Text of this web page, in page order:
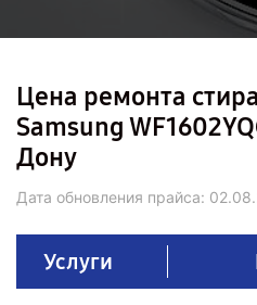
Цена ремонта
Samsung
Дону
Дата обновления прайса:
Услуги